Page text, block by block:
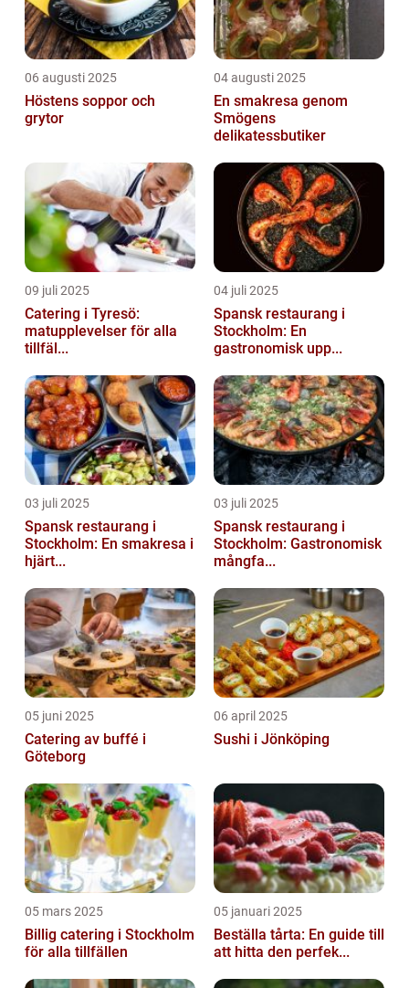
06 augusti 2025
Höstens soppor och
grytor
04 augusti 2025
En smakresa genom
Smögens
delikatessbutiker
09 juli 2025
Catering i Tyresö:
matupplevelser för alla
tillfäl...
04 juli 2025
Spansk restaurang i
Stockholm: En
gastronomisk upp...
03 juli 2025
Spansk restaurang i
Stockholm: En smakresa i
hjärt...
03 juli 2025
Spansk restaurang i
Stockholm: Gastronomisk
mångfa...
05 juni 2025
Catering av buffé i
Göteborg
06 april 2025
Sushi i Jönköping
05 mars 2025
Billig catering i Stockholm
för alla tillfällen
05 januari 2025
Beställa tårta: En guide till
att hitta den perfek...